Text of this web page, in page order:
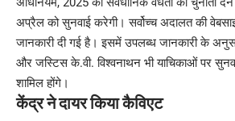
अप्रैल को सुनवाई करेगी। सर्वोच्च अदालत की
जानकारी दी गई है। इसमें उपलब्ध जानकारी के
और जस्टिस के.वी. विश्वनाथन भी याचिकाओं पर
शामिल होंगे।
केंद्र ने दायर किया कैविएट